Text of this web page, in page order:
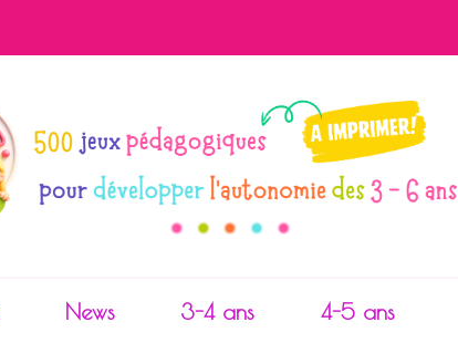
News 3-4 ans 4-5 ans